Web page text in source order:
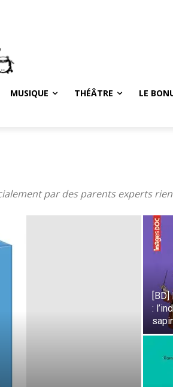
MUSIQUE THÉÂTRE LE
par des parents experts
: